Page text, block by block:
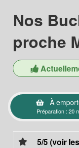
Nos
proche
À
Préparation : 20
5/5 (voir